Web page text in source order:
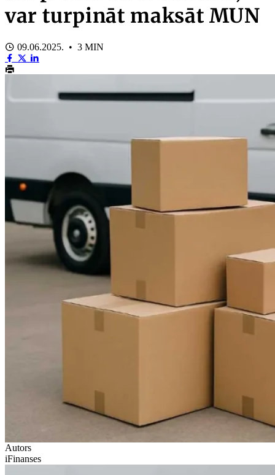
var turpināt maksāt MUN
09.06.2025. • 3 MIN
Autors
iFinanses